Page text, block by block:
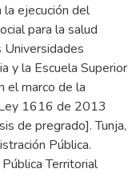
la ejecución del
para la salud
y la Escuela Superior
el marco de la
1616 de 2013
de pregrado]. Tunja,
Pública.
Territorial